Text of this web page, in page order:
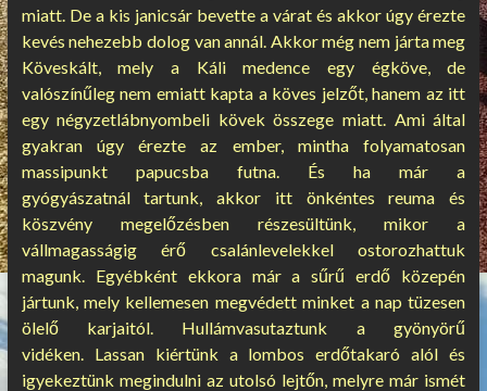
miatt. De a kis janicsár bevette a várat és akkor úgy érezte
kevés nehezebb dolog van annál. Akkor még nem járta meg
Köveskált, mely a Káli medence egy égköve, de
valószínűleg nem emiatt kapta a köves jelzőt, hanem az itt
egy négyzetlábnyombeli kövek összege miatt. Ami által
gyakran úgy érezte az ember, mintha folyamatosan
massipunkt papucsba futna. És ha már a
gyógyászatnál tartunk, akkor itt önkéntes reuma és
köszvény megelőzésben részesültünk, mikor a
vállmagasságig érő csalánlevelekkel ostorozhattuk
magunk. Egyébként ekkora már a sűrű erdő közepén
jártunk, mely kellemesen megvédett minket a nap tüzesen
ölelő karjaitól. Hullámvasutaztunk a gyönyörű
vidéken. Lassan kiértünk a lombos erdőtakaró alól és
igyekeztünk megindulni az utolsó lejtőn, melyre már ismét